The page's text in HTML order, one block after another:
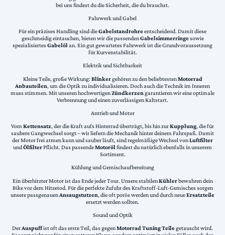
bei uns findest du die Sicherheit, die du brauchst.
Fahrwerk und Gabel
Für ein präzises Handling sind dieGabelstandrohreentscheidend. Damit diese
geschmeidig eintauchen, bieten wir die passendenGabelsimmerringesowie
spezialisiertesGabelölan. Ein gut gewartetes Fahrwerk ist die Grundvoraussetzung
für Kurvenstabilität.
Elektrik und Sichtbarkeit
Kleine Teile, große Wirkung: Blinkergehören zu den beliebtestenMotorrad
Anbauteilen, um die Optik zu individualisieren. Doch auch die Technik im Inneren
muss stimmen. Mit unseren hochwertigenZündkerzen garantieren wir eine optimale
Verbrennung und einen zuverlässigen Kaltstart.
Antrieb und Motor
VomKettensatz, der die Kraft aufs Hinterrad überträgt, bis hin zurKupplung, die für
saubere Gangwechsel sorgt – wir liefern die Mechanik hinter deinem Fahrspaß. Damit
der Motor frei atmen kann und sauber läuft, sind regelmäßige Wechsel vonLuftfilter
undÖlfilterPflicht. Das passendeMotorölfindest du natürlich ebenfalls in unserem
Sortiment.
Kühlung und Gemischaufbereitung
Ein überhitzter Motor ist das Ende jeder Tour. Unsere stabilenKühlerbewahren dein
Bike vor dem Hitzetod. Für die perfekte Zufuhr des Kraftstoff-Luft-Gemisches sorgen
unsere passgenauenAnsaugstutzen, die oft porös werden und durch neueErsatzteile
ersetzt werden sollten.
Sound und Optik
DerAuspuffist oft das erste Teil, das gegenMotorrad Tuning Teilegetauscht wird.